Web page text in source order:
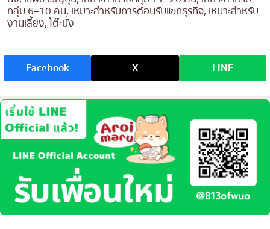
กลุ่ม 6–10 คน, เหมาะสำหรับการต้อนรับแขกธุรกิจ, เหมาะสำหรับ
งานเลี้ยง, โต๊ะนั่ง
Facebook X LINE